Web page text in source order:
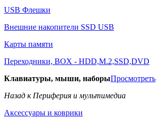
USB Флешки
Внешние накопители SSD USB
Карты памяти
Переходники, BOX - HDD,M.2,SSD,DVD
Клавиатуры, мыши, наборыПросмотреть
Назад к Периферия и мультимедиа
Аксессуары и коврики